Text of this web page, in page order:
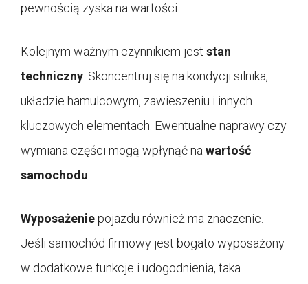
pewnością zyska na wartości.
Kolejnym ważnym czynnikiem jest stan
techniczny . Skoncentruj się na kondycji silnika,
układzie hamulcowym, zawieszeniu i innych
kluczowych elementach. Ewentualne naprawy czy
wymiana części mogą wpłynąć na wartość
samochodu
Wyposażeniepojazdu również ma znaczenie.
Jeśli samochód firmowy jest bogato wyposażony
w dodatkowe funkcje i udogodnienia, taka